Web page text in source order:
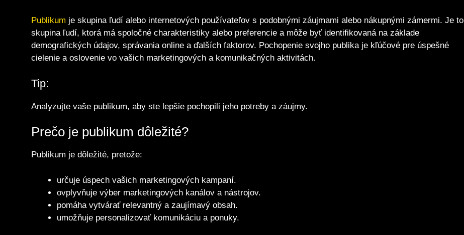
Publikum je skupina ľudí alebo internetových používateľov s podobnými záujmami alebo nákupnými zámermi. Je to
skupina ľudí, ktorá má spoločné charakteristiky alebo preferencie a môže byť identifikovaná na základe
demografických údajov, správania online a ďalších faktorov. Pochopenie svojho publika je kľúčové pre úspešné
cielenie a oslovenie vo vašich marketingových a komunikačných aktivitách.
Tip:
Analyzujte vaše publikum, aby ste lepšie pochopili jeho potreby a záujmy.
Prečo je publikum dôležité?
Publikum je dôležité, pretože:
určuje úspech vašich marketingových kampaní.
ovplyvňuje výber marketingových kanálov a nástrojov.
pomáha vytvárať relevantný a zaujímavý obsah.
umožňuje personalizovať komunikáciu a ponuky.